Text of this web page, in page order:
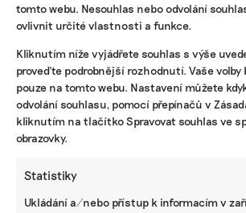
tomto webu. Nesouhlas nebo odvolání
ovlivnit určité vlastnosti a funkce.
Kliknutím níže vyjádřete souhlas s výše
proveďte podrobnější rozhodnutí. Vaše volby
pouze na tomto webu. Nastavení můžete
odvolání souhlasu, pomocí přepínačů v
kliknutím na tlačítko Spravovat souhlas ve
obrazovky.
Statistiky
Ukládání a/nebo přístup k informacím v
KOMERČNÍ SDĚLENÍ
Udržitelnost, umění i
Festival Týká se to také
Hradišti startuje tento týden
BRANDNEWS
Ani trend, ani povinnost.